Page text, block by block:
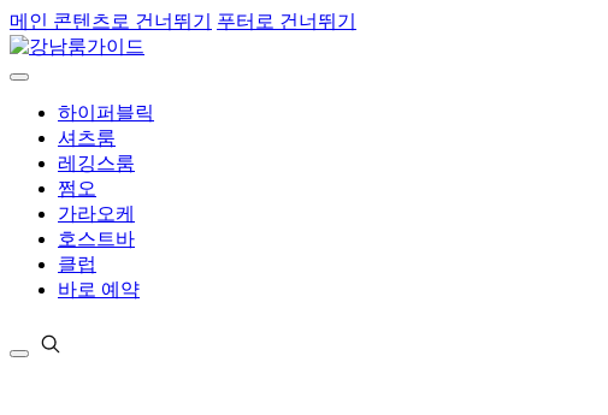
메인 콘텐츠로 건너뛰기 푸터로 건너뛰기
하이퍼블릭
셔츠룸
레깅스룸
쩜오
가라오케
호스트바
클럽
바로 예약